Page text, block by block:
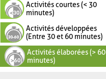
Activités courtes (< 30
minutes)
Activités développées
(Entre 30 et 60 minutes)
Activités élaborées (> 60
minutes)